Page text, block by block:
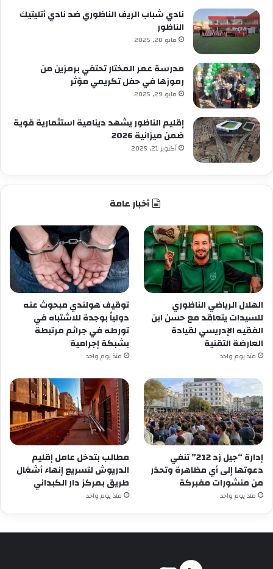
نادي شباب الريف الناظوري ضد نادي أتليتيك
الناظور
مايو 20, 2025
مدرسة عمر المختار تحتفي برمزين من
رموزها في حفل تكريمي مؤثر
مايو 29, 2025
إقليم الناظور يشهد دينامية استثمارية قوية
ضمن ميزانية 2026
أكتوبر 21, 2025
أخبار عامة
الهلال الرياضي الناظوري
للسيدات يتعاقد مع حسن ابن
الفقيه الإدريسي لقيادة
العارضة التقنية
منذ يوم واحد
توقيف هولندي مبحوث عنه
دولياً بوجدة للاشتباه في
تورطه في جرائم مرتبطة
بشبكة إجرامية
منذ يوم واحد
إدارة “جيل زد 212” تنفي
دعوتها إلى أي مظاهرة وتحذر
من منشورات مفبركة
منذ يوم واحد
مطالب بتدخل عامل إقليم
الدريوش لتسريع إنهاء أشغال
طريق بمركز دار الكبداني
منذ يوم واحد